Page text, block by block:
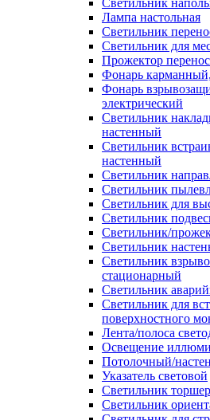
Светильник
Лампа настольная
Светильник
Светильник для
Прожектор
Фонарь
Фонарь
электрический
Светильник
настенный
Светильник
настенный
Светильник
Светильник
Светильник для
Светильник
Светильник/
Светильник
Светильник
стационарный
Светильник
Светильник для
поверхностного
Лента/полоса
Освещение
Потолочный/
Указатель световой
Светильник
Светильник